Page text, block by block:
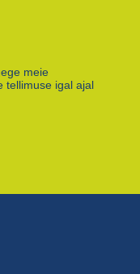
meie
tellimuse igal ajal